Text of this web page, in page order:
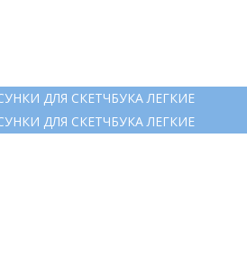
ДЛЯ СКЕТЧБУКА ЛЕГКИЕ
ДЛЯ СКЕТЧБУКА ЛЕГКИЕ